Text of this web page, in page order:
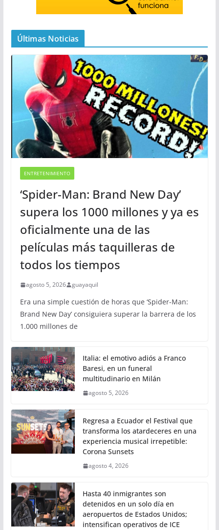
Últimas Noticias
ENTRETENIMIENTO
‘Spider-Man: Brand New Day’
supera los 1000 millones y ya es
oficialmente una de las
películas más taquilleras de
todos los tiempos
agosto 5, 2026 guayaquil
Era una simple cuestión de horas que ‘Spider-Man:
Brand New Day’ consiguiera superar la barrera de los
1.000 millones de
Italia: el emotivo adiós a Franco
Baresi, en un funeral
multitudinario en Milán
agosto 5, 2026
Regresa a Ecuador el Festival que
transforma los atardeceres en una
experiencia musical irrepetible:
Corona Sunsets
agosto 4, 2026
Hasta 40 inmigrantes son
detenidos en un solo día en
aeropuertos de Estados Unidos;
intensifican operativos de ICE